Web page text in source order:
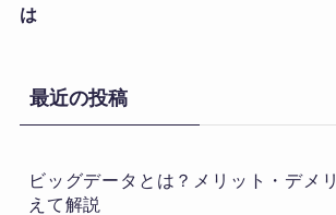
は
最近の投稿
ビッグデータとは？メリット・デメ
えて解説